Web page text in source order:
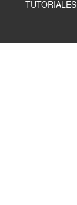
TUTORIALES